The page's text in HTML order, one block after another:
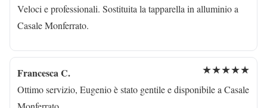
Veloci e professionali. Sostituita la tapparella in alluminio a
Casale Monferrato.
Francesca C. ★★★★★
Ottimo servizio, Eugenio è stato gentile e disponibile a Casale